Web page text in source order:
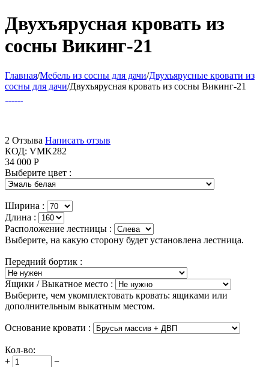
Двухъярусная кровать из
сосны Викинг-21
Главная/Мебель из сосны для дачи/Двухъярусные кровати из
сосны для дачи/Двухъярусная кровать из сосны Викинг-21
2 Отзыва Написать отзыв
КОД: VMK282
34 000 Р
Выберите цвет :
Ширина :
Длина :
Расположение лестницы :
Выберите, на какую сторону будет установлена лестница.
Передний бортик :
Ящики / Выкатное место :
Выберите, чем укомплектовать кровать: ящиками или
дополнительным выкатным местом.
Основание кровати :
Кол-во:
+
−